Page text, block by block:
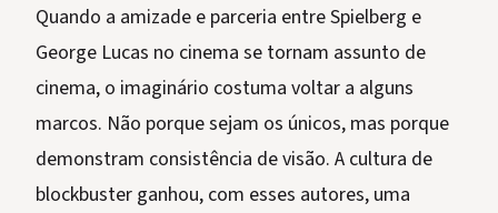
Quando a amizade e parceria entre Spielberg e
George Lucas no cinema se tornam assunto de
cinema, o imaginário costuma voltar a alguns
marcos. Não porque sejam os únicos, mas porque
demonstram consistência de visão. A cultura de
blockbuster ganhou, com esses autores, uma